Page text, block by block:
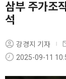
삼부 주가조
석
강경지 기자
2025-09-11